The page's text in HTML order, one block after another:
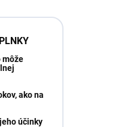
môže
ako na
účinky